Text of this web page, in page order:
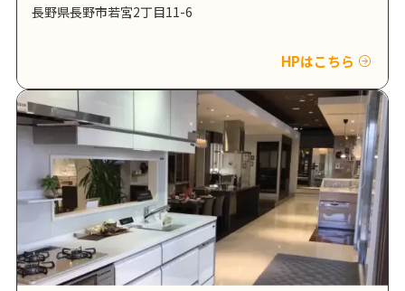
長野県長野市若宮2丁目11-6
HPはこちら